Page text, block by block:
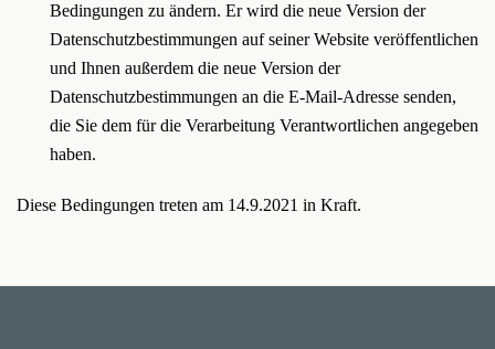
Bedingungen zu ändern. Er wird die neue Version der
Datenschutzbestimmungen auf seiner Website veröffentlichen
und Ihnen außerdem die neue Version der
Datenschutzbestimmungen an die E-Mail-Adresse senden,
die Sie dem für die Verarbeitung Verantwortlichen angegeben
haben.
Diese Bedingungen treten am 14.9.2021 in Kraft.